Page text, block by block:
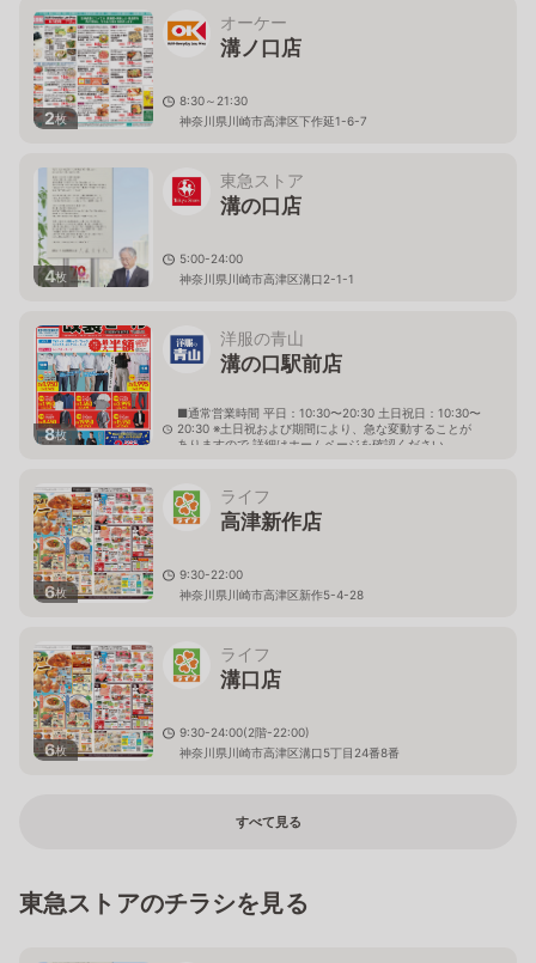
2枚
オーケー
溝ノ口店
8:30～21:30
神奈川県川崎市高津区下作延1-6-7
4枚
東急ストア
溝の口店
5:00-24:00
神奈川県川崎市高津区溝口2-1-1
8枚
洋服の青山
溝の口駅前店
■通常営業時間 平日：10:30〜20:30 土日祝日：10:30〜
20:30 ※土日祝および期間により、急な変動することが
ありますので 詳細はホームページを確認ください
6枚
ライフ
高津新作店
9:30-22:00
神奈川県川崎市高津区新作5-4-28
6枚
ライフ
溝口店
9:30-24:00(2階-22:00)
神奈川県川崎市高津区溝口5丁目24番8番
すべて見る
東急ストアのチラシを見る